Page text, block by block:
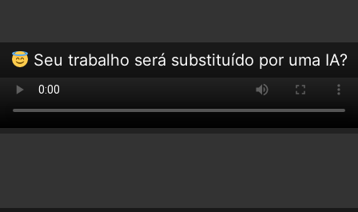
Seu trabalho será substituído por uma IA?